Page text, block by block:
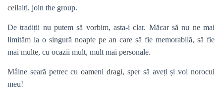
ceilalți, join the group.
De tradiții nu putem să vorbim, asta-i clar. Măcar să nu ne mai
limităm la o singură noapte pe an care să fie memorabilă, să fie
mai multe, cu ocazii mult, mult mai personale.
Mâine seară petrec cu oameni dragi, sper să aveți și voi norocul
meu!